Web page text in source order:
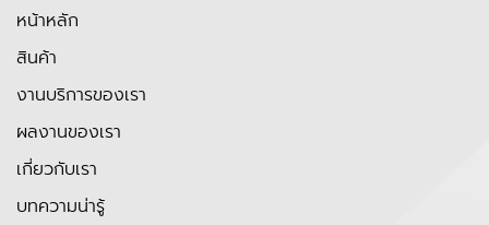
หน้าหลัก
สินค้า
งานบริการของเรา
ผลงานของเรา
เกี่ยวกับเรา
บทความน่ารู้